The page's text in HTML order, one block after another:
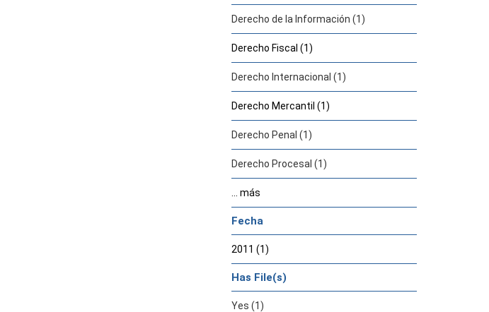
Derecho de la Información (1)
Derecho Fiscal (1)
Derecho Internacional (1)
Derecho Mercantil (1)
Derecho Penal (1)
Derecho Procesal (1)
... más
Fecha
2011 (1)
Has File(s)
Yes (1)